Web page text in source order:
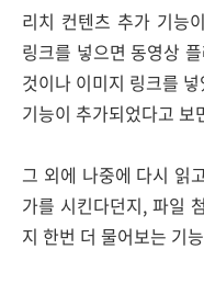
리치 컨텐츠 추가 기능
링크를 넣으면 동영상
것이나 이미지 링크를
기능이 추가되었다고 보
그 외에 나중에 다시 읽
가를 시킨다던지, 파일
지 한번 더 물어보는 기